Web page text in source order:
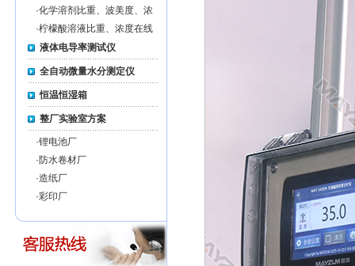
度在线监测仪MZ-FW-
·化学溶剂比重、波美度、浓
度在线监测仪MZ-CS-ON-
·柠檬酸溶液比重、浓度在线
监测仪MZ-CA-ON-LINE
液体电导率测试仪
全自动微量水分测定仪
恒温恒湿箱
整厂实验室方案
·锂电池厂
·防水卷材厂
·造纸厂
·彩印厂